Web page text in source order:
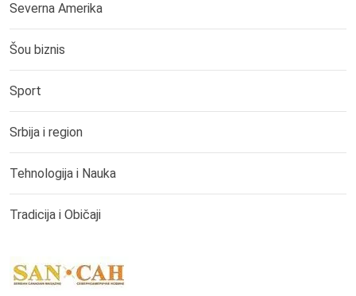
Severna Amerika
Šou biznis
Sport
Srbija i region
Tehnologija i Nauka
Tradicija i Običaji